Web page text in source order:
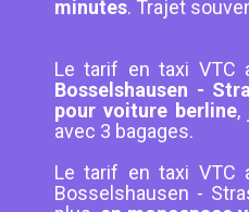
minutes. Trajet
Le tarif en taxi VTC
Bosselshausen -
pour voiture berline,
avec 3 bagages.
Le tarif en taxi VTC
Bosselshausen -